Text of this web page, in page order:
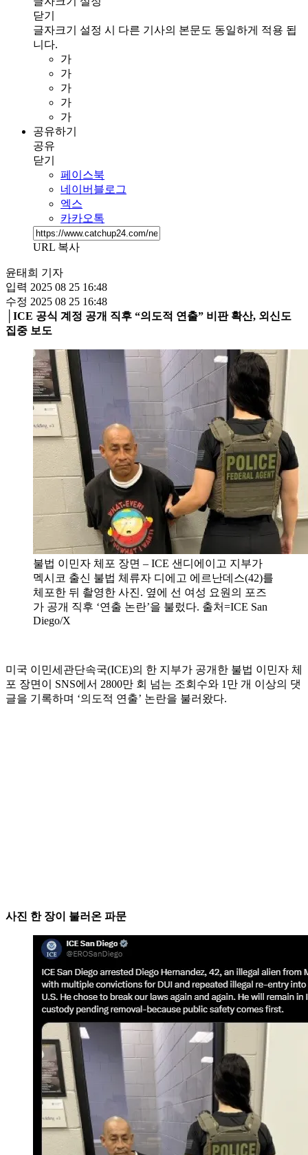
닫기
글자크기 설정 시 다른 기사의 본문도 동일하게 적용 됩
니다.
가
가
가
가
가
공유하기
공유
닫기
페이스북
네이버블로그
엑스
카카오톡
URL 복사
윤태희 기자
입력 2025 08 25 16:48
수정 2025 08 25 16:48
│ICE 공식 계정 공개 직후 “의도적 연출” 비판 확산, 외신도
집중 보도
불법 이민자 체포 장면 – ICE 샌디에이고 지부가
멕시코 출신 불법 체류자 디에고 에르난데스(42)를
체포한 뒤 촬영한 사진. 옆에 선 여성 요원의 포즈
가 공개 직후 ‘연출 논란’을 불렀다. 출처=ICE San
Diego/X
미국 이민세관단속국(ICE)의 한 지부가 공개한 불법 이민자 체
포 장면이 SNS에서 2800만 회 넘는 조회수와 1만 개 이상의 댓
글을 기록하며 ‘의도적 연출’ 논란을 불러왔다.
사진 한 장이 불러온 파문